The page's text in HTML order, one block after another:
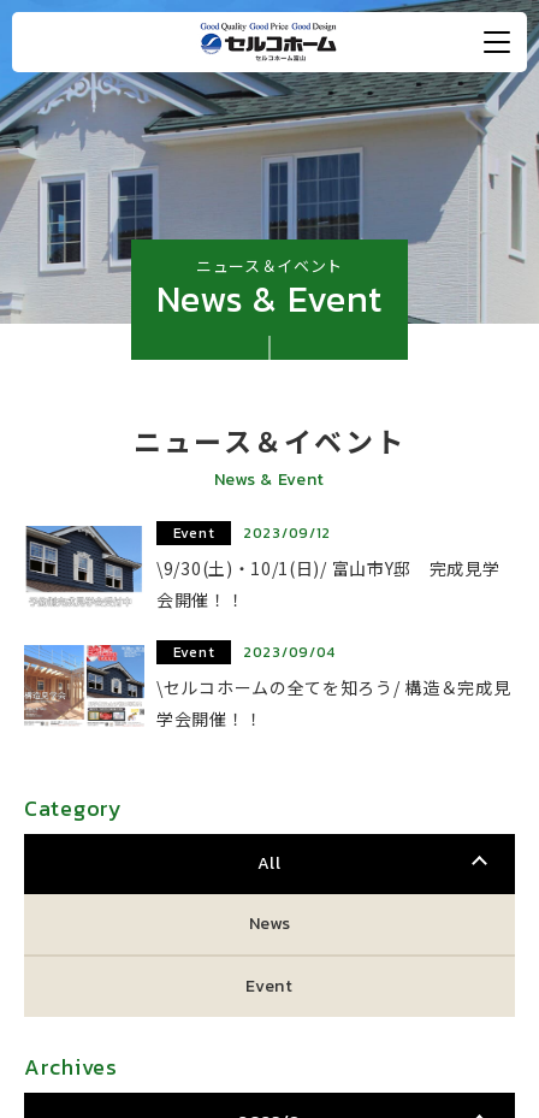
ニュース＆イベント
News & Event
ニュース＆イベント
News & Event
Event 2023/09/12
\9/30(土)・10/1(日)/ 富山市Y邸 完成見学
会開催！！
Event 2023/09/04
\セルコホームの全てを知ろう/ 構造＆完成見
学会開催！！
Category
All
News
Event
Archives